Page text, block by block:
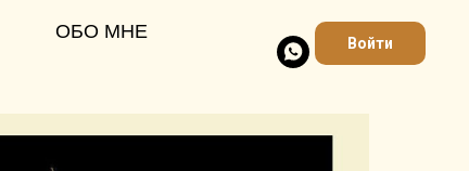
ОБО МНЕ
Войти